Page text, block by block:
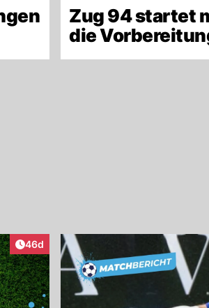
Zug 94 startet
die
Artikel veröffentlicht:
46d